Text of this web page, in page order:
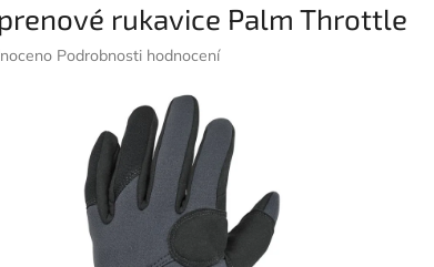
rukavice Palm Throttle
Podrobnosti hodnocení